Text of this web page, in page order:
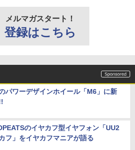
メルマガスタート！
登録はこちら
パワーデザインホイール「M6」に新
のイヤカフ型イヤフォン「UU2
フ」をイヤカフマニアが語る